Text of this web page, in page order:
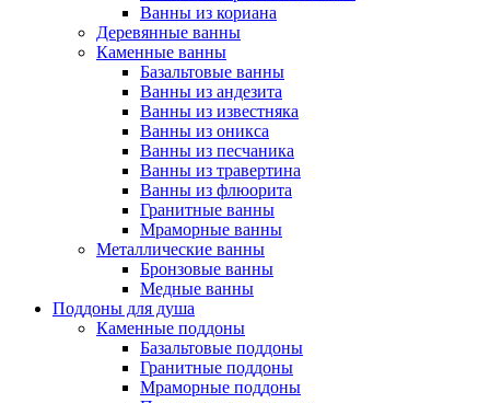
Ванны из кориана
Деревянные ванны
Каменные ванны
Базальтовые ванны
Ванны из андезита
Ванны из известняка
Ванны из оникса
Ванны из песчаника
Ванны из травертина
Ванны из флюорита
Гранитные ванны
Мраморные ванны
Металлические ванны
Бронзовые ванны
Медные ванны
Поддоны для душа
Каменные поддоны
Базальтовые поддоны
Гранитные поддоны
Мраморные поддоны